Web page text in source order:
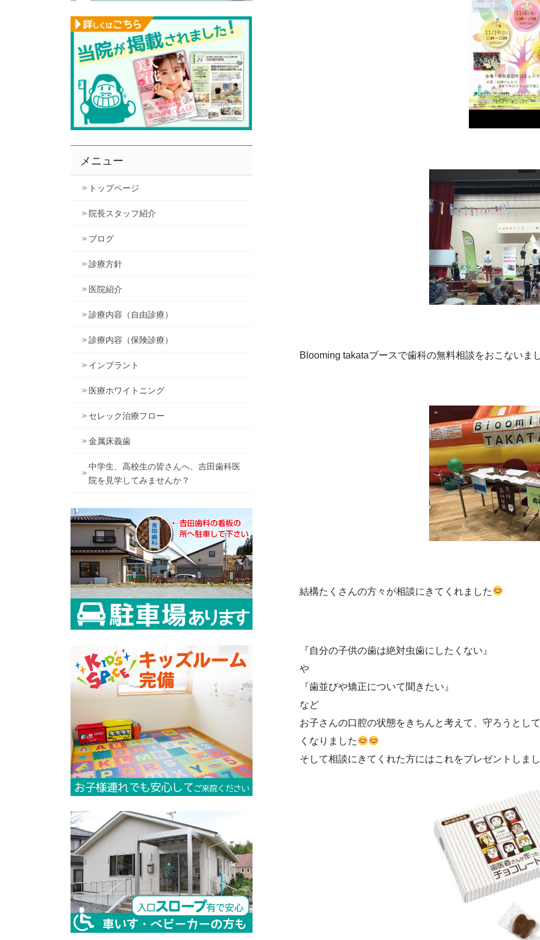
Blooming takataブースで歯科の無料相談をおこないま
結構たくさんの方々が相談にきてくれました
『自分の子供の歯は絶対虫歯にしたくない』
や
『歯並びや矯正について聞きたい』
など
お子さんの口腔の状態をきちんと考えて、守ろうとし
くなりました
そして相談にきてくれた方にはこれをプレゼントしま
メニュー
トップページ
院長スタッフ紹介
ブログ
診療方針
医院紹介
診療内容（自由診療）
診療内容（保険診療）
インプラント
医療ホワイトニング
セレック治療フロー
金属床義歯
中学生、高校生の皆さんへ、吉田歯科医
院を見学してみませんか？